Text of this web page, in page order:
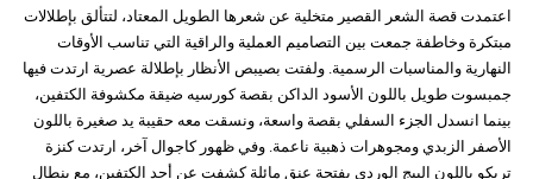
اعتمدت قصة الشعر القصير متخلية عن شعرها الطويل المعتاد، لتتألق بإطلالات
مبتكرة وخاطفة جمعت بين التصاميم العملية والراقية التي تناسب الأوقات
النهارية والمناسبات الرسمية. ولفتت بصيبص الأنظار بإطلالة عصرية ارتدت فيها
جمبسوت طويل باللون الأسود الداكن بقصة كورسيه ضيقة مكشوفة الكتفين،
بينما انسدل الجزء السفلي بقصة واسعة، ونسقت معه حقيبة يد صغيرة باللون
الأصفر الزبدي ومجوهرات ذهبية ناعمة. وفي ظهور كاجوال آخر، ارتدت كنزة
تريكو باللون البيج الوردي بفتحة عنق مائلة كشفت عن أحد الكتفين، مع بنطال